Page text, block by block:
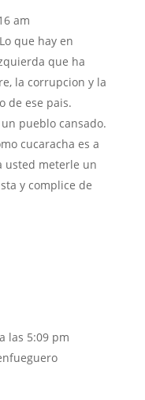
am
que hay en
que ha
la corrupcion y la
de ese pais.
pueblo cansado.
cucaracha es a
usted meterle un
y complice de
las 5:09 pm